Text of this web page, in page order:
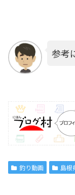
参考
釣り動画 島根